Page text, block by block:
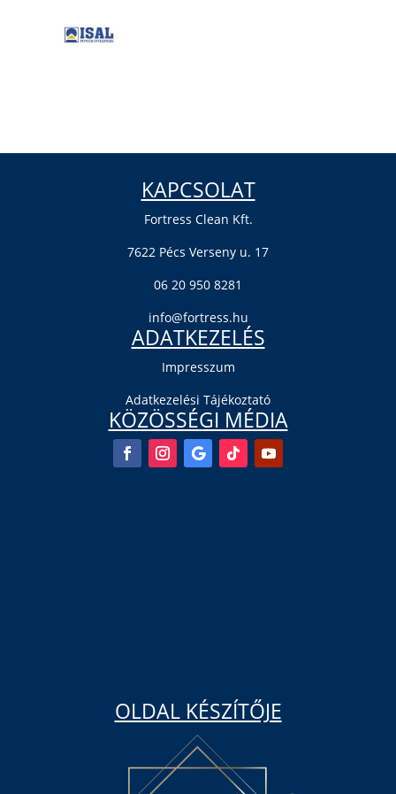
KAPCSOLAT
Fortress Clean Kft.
7622 Pécs Verseny u. 17
06 20 950 8281
info@fortress.hu
ADATKEZELÉS
Impresszum
Adatkezelési Tájékoztató
KÖZÖSSÉGI MÉDIA
OLDAL KÉSZÍTŐJE